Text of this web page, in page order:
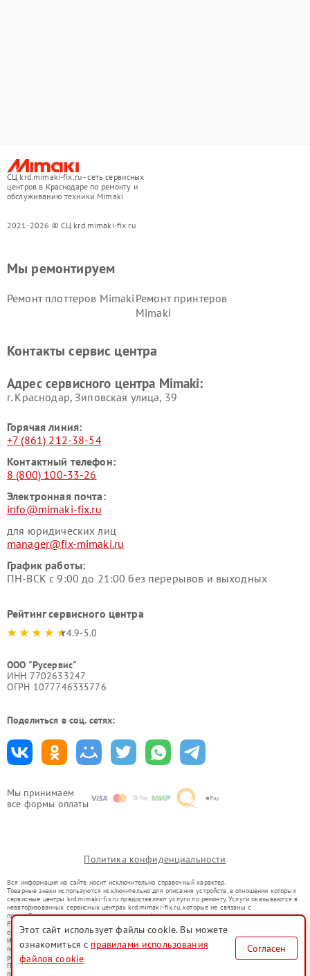
СЦ krd.mimaki-fix.ru - сеть сервисных
центров в Краснодаре по ремонту и
обслуживанию техники Mimaki
2021-2026 © СЦ krd.mimaki-fix.ru
Мы принимаем
все формы оплаты
Мы ремонтируем
Ремонт плоттеров Mimaki Ремонт принтеров
Mimaki
Контакты сервис центра
Адрес сервисного центра Mimaki:
г. Краснодар, Зиповская улица, 39
Горячая линия:
+7 (861) 212-38-54
Контактный телефон:
8 (800) 100-33-26
Электронная почта:
info@mimaki-fix.ru
для юридических лиц
manager@fix-mimaki.ru
График работы:
ПН-ВСК с 9:00 до 21:00 без перерывов и выходных
Рейтинг сервисного центра
4.9-5.0
ООО "Русервис"
ИНН 7702633247
ОГРН 1077746335776
Поделиться в соц. сетях:
Политика конфиденциальности
Вся информация на сайте носит исключительно справочный характер.
Товарные знаки используются исключительно для описания устройств, в отношении которых
сервисные центры krd.mimaki-fix.ru предоставляют услуги по ремонту. Услуги оказываются в
неавторизованных сервисных центрах krd.mimaki-fix.ru, которые не связаны с
правообладателями товарных знаков или их официальными представителями.
Ремонт осуществляется для устройств, уже введенных в гражданский оборот в соответствии
со статьей 1487 ГК РФ.
Использование товарных знаков не преследует цели индивидуализации услуг или введения
потребителей в заблуждение, а служит для информирования о предоставляемых услугах по
ремонту техники указанных брендов.
Представленная на сайте информация не является публичной офертой, определяемой
положениями Статьи 437(2) Гражданского кодекса РФ
Этот сайт использует файлы cookie. Вы можете
ознакомиться с правилами использования
файлов cookie
Согласен